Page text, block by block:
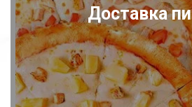
Доставка